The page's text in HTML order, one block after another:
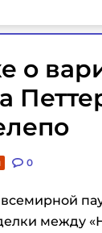
о
0
между